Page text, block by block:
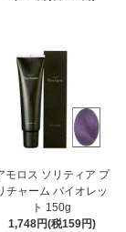
モロス ソリティア プ
チャーム バイオレッ
ト 150g
1,748円(税159円)